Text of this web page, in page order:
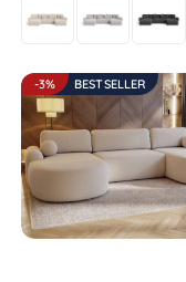
-3% BESTSELLER